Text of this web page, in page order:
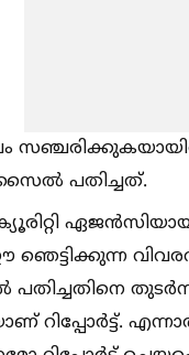
പതിച്ചത്.
റിപ്പോർട്ട്.